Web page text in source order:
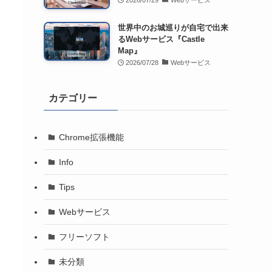
世界中のお城巡りが自宅で出来
るWebサービス『Castle
Map』
2026/07/28 Webサービス
カテゴリー
Chrome拡張機能
Info
Tips
Webサービス
フリーソフト
未分類